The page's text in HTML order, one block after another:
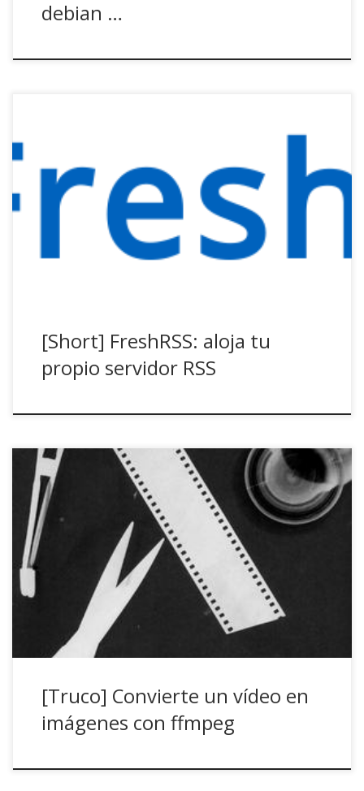
debian …
agregador de canales RSS libre y ligero donde mantener al
día y sincronizados vuestros feed RSS. Es compatible tanto
con Apache como con Ngnix, así que debería funcionar sin
problema aunque vayáis un poco justos de hardware
(RasPi calling!). El funcionamiento […]
[Short] FreshRSS: aloja tu
propio servidor RSS
¿Pulsaste el botón de vídeo en lugar del de la foto en aquel
lugar y momento difícilmente repetible? ¿Te gustaría tener
una de las escenas icónicas de tu película favorita de fondo
de pantalla? Con ffmpeg es muy sencillo. Imaginemos que
necesitamos extraer los primeros 30 segundos de un
vídeo […]
[Truco] Convierte un vídeo en
imágenes con ffmpeg